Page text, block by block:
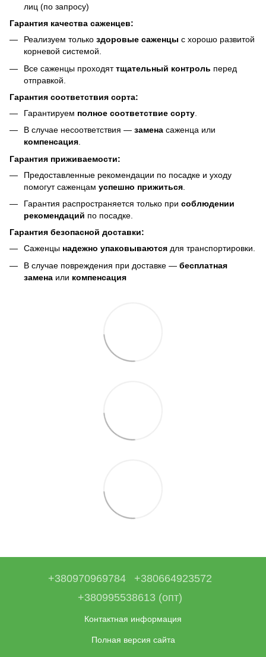
лиц (по запросу)
Гарантия качества саженцев:
Реализуем только здоровые саженцы с хорошо развитой
корневой системой.
Все саженцы проходяттщательный контроль перед
отправкой.
Гарантия соответствия сорта:
Гарантируем полное соответствие сорту
В случае несоответствия — замена саженца или
компенсация.
Гарантия приживаемости:
Предоставленные рекомендации по посадке и уходу
помогут саженцам успешно прижиться
Гарантия распространяется только при соблюдении
рекомендаций по посадке.
Гарантия безопасной доставки:
Саженцы надежно упаковываются для транспортировки.
В случае повреждения при доставке — бесплатная
замена или компенсация
+380970969784
+380664923572
+380995538613 (опт)
Контактная информация
Полная версия сайта